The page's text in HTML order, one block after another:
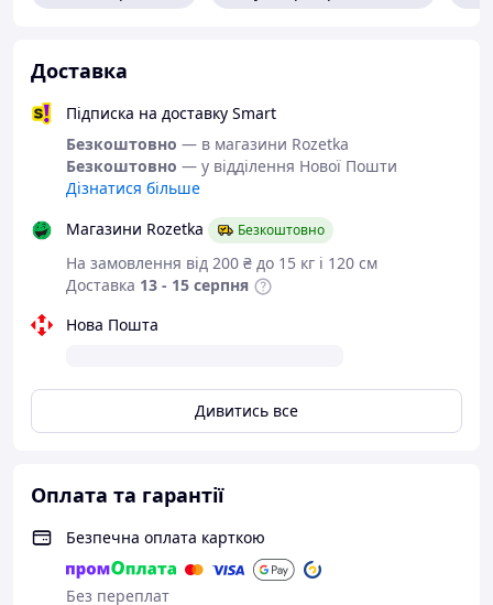
Необхідний розмір
визначається за довжиною
устілки
Розміри в наявності і розмірну
сітку дивіться в описі
Кросівки з серії
"Bonote".
Колір:чорний з червоним.
латексная устілка.
Кросівки відмінно підходять для занять
Доставка
Підписка на доставку Smart
Безкоштовно — в магазини Rozetka
Безкоштовно — у відділення Нової Пошти
Дізнатися більше
Магазини Rozetka
Безкоштовно
На замовлення від 200 ₴ до 15 кг і 120 см
Доставка 13 - 15 серпня
Нова Пошта
Дивитись все
Оплата та гарантії
Безпечна оплата карткою
Без переплат